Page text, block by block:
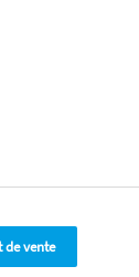
vente